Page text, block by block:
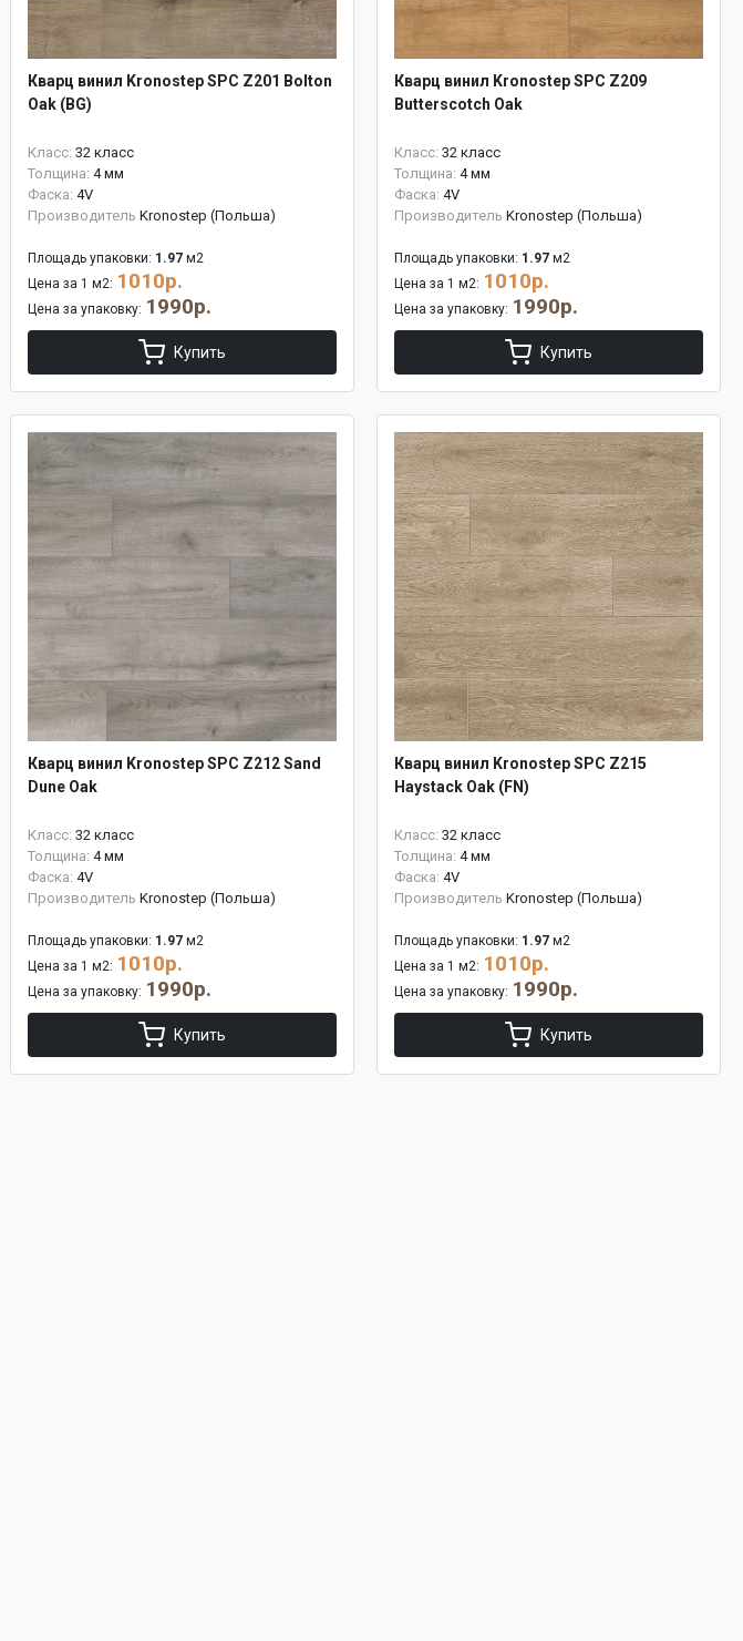
Кварц винил Kronostep SPC Z201 Bolton
Oak (BG)
Класс: 32 класс
Толщина: 4 мм
Фаска: 4V
Производитель Kronostep (Польша)
Площадь упаковки: 1.97 м2
Цена за 1 м2: 1010р.
Цена за упаковку: 1990р.
Купить
Кварц винил Kronostep SPC Z209
Butterscotch Oak
Класс: 32 класс
Толщина: 4 мм
Фаска: 4V
Производитель Kronostep (Польша)
Площадь упаковки: 1.97 м2
Цена за 1 м2: 1010р.
Цена за упаковку: 1990р.
Купить
Кварц винил Kronostep SPC Z212 Sand
Dune Oak
Класс: 32 класс
Толщина: 4 мм
Фаска: 4V
Производитель Kronostep (Польша)
Площадь упаковки: 1.97 м2
Цена за 1 м2: 1010р.
Цена за упаковку: 1990р.
Купить
Кварц винил Kronostep SPC Z215
Haystack Oak (FN)
Класс: 32 класс
Толщина: 4 мм
Фаска: 4V
Производитель Kronostep (Польша)
Площадь упаковки: 1.97 м2
Цена за 1 м2: 1010р.
Цена за упаковку: 1990р.
Купить